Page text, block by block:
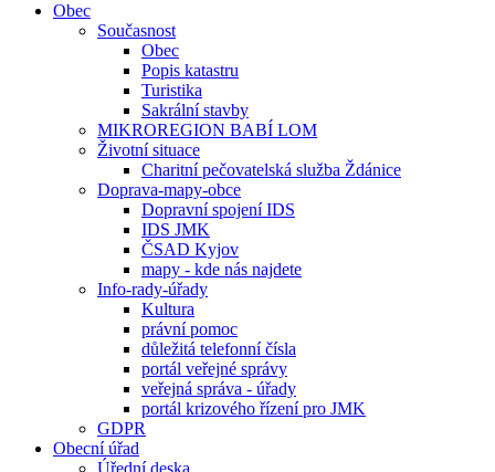
Obec
Současnost
Obec
Popis katastru
Turistika
Sakrální stavby
MIKROREGION BABÍ LOM
Životní situace
Charitní pečovatelská služba Ždánice
Doprava-mapy-obce
Dopravní spojení IDS
IDS JMK
ČSAD Kyjov
mapy - kde nás najdete
Info-rady-úřady
Kultura
právní pomoc
důležitá telefonní čísla
portál veřejné správy
veřejná správa - úřady
portál krizového řízení pro JMK
GDPR
Obecní úřad
Úřední deska